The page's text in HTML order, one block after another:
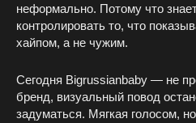
неформально. Потому что
контролировать то, что
хайпом, а не чужим.
Сегодня Bigrussianbaby — не
бренд, визуальный повод
задуматься. Мягкая голосом,